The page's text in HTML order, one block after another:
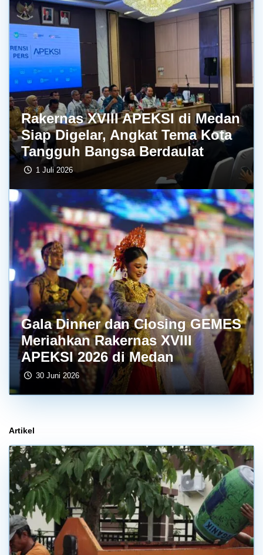
Rakernas XVIII APEKSI di Medan
Siap Digelar, Angkat Tema Kota
Tangguh Bangsa Berdaulat
1 Juli 2026
Gala Dinner dan Closing GEMES
Meriahkan Rakernas XVIII
APEKSI 2026 di Medan
30 Juni 2026
Artikel